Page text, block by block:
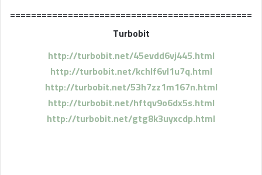
==============================================
Turbobit
http://turbobit.net/45evdd6vj445.html
http://turbobit.net/kchlf6vl1u7q.html
http://turbobit.net/53h7zz1m167n.html
http://turbobit.net/hftqv9o6dx5s.html
http://turbobit.net/gtg8k3uyxcdp.html